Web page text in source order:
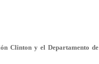
Clinton y el Departamento de